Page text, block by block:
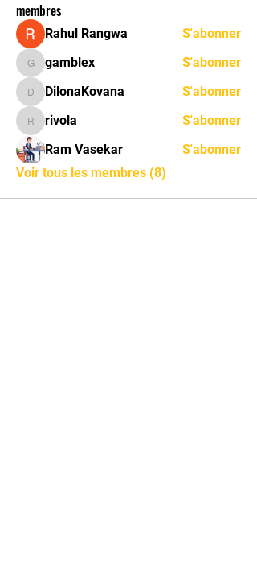
membres
Rahul Rangwa S'abonner
gamblex
gamblex S'abonner
DilonaKovana
DilonaKovana S'abonner
rivolarivola
S'abonner
Ram Vasekar
S'abonner
Voir tous les membres (8)